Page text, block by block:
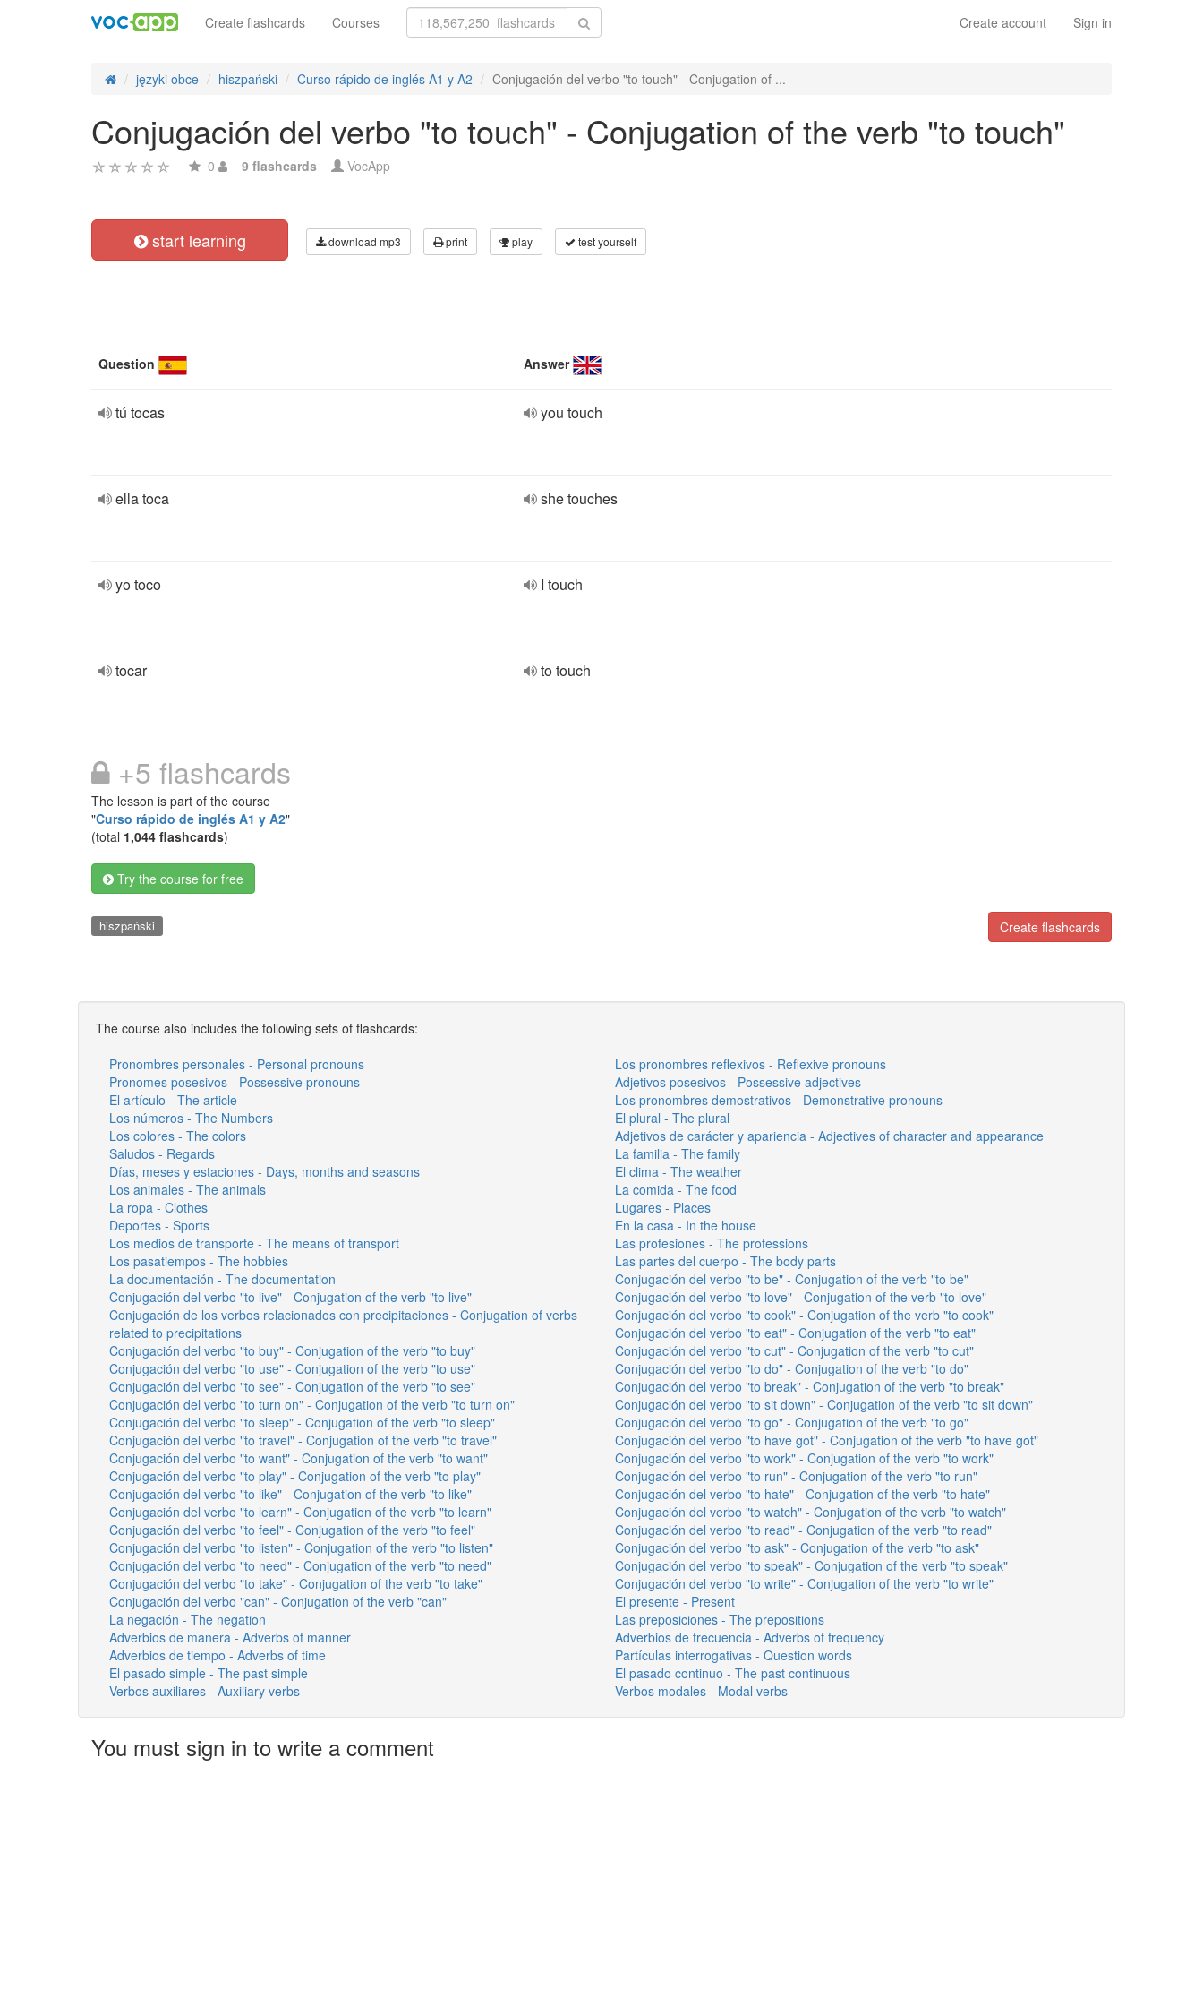
Create account Sign in
Create flashcards Courses
języki obce hiszpański Curso rápido de inglés A1 y A2 Conjugación del verbo "to touch" - Conjugation of ...
Conjugación del verbo "to touch" - Conjugation of the verb "to touch"
0 9 flashcards VocApp
start learning download mp3 print play test yourself
Question Answer
tú tocas you touch
ella toca she touches
yo toco I touch
tocar to touch
+5 flashcards
The lesson is part of the course
"Curso rápido de inglés A1 y A2"
(total 1,044 flashcards)
Try the course for free
Create flashcards
hiszpański
The course also includes the following sets of flashcards:
Pronombres personales - Personal pronouns
Los pronombres reflexivos - Reflexive pronouns
Pronomes posesivos - Possessive pronouns
Adjetivos posesivos - Possessive adjectives
El artículo - The article
Los pronombres demostrativos - Demonstrative pronouns
Los números - The Numbers
El plural - The plural
Los colores - The colors
Adjetivos de carácter y apariencia - Adjectives of character and appearance
Saludos - Regards
La familia - The family
Días, meses y estaciones - Days, months and seasons
El clima - The weather
Los animales - The animals
La comida - The food
La ropa - Clothes
Lugares - Places
Deportes - Sports
En la casa - In the house
Los medios de transporte - The means of transport
Las profesiones - The professions
Los pasatiempos - The hobbies
Las partes del cuerpo - The body parts
La documentación - The documentation
Conjugación del verbo "to be" - Conjugation of the verb "to be"
Conjugación del verbo "to live" - Conjugation of the verb "to live"
Conjugación del verbo "to love" - Conjugation of the verb "to love"
Conjugación de los verbos relacionados con precipitaciones - Conjugation of verbs
related to precipitations
Conjugación del verbo "to cook" - Conjugation of the verb "to cook"
Conjugación del verbo "to eat" - Conjugation of the verb "to eat"
Conjugación del verbo "to buy" - Conjugation of the verb "to buy"
Conjugación del verbo "to cut" - Conjugation of the verb "to cut"
Conjugación del verbo "to use" - Conjugation of the verb "to use"
Conjugación del verbo "to do" - Conjugation of the verb "to do"
Conjugación del verbo "to see" - Conjugation of the verb "to see"
Conjugación del verbo "to break" - Conjugation of the verb "to break"
Conjugación del verbo "to turn on" - Conjugation of the verb "to turn on"
Conjugación del verbo "to sit down" - Conjugation of the verb "to sit down"
Conjugación del verbo "to sleep" - Conjugation of the verb "to sleep"
Conjugación del verbo "to go" - Conjugation of the verb "to go"
Conjugación del verbo "to travel" - Conjugation of the verb "to travel"
Conjugación del verbo "to have got" - Conjugation of the verb "to have got"
Conjugación del verbo "to want" - Conjugation of the verb "to want"
Conjugación del verbo "to work" - Conjugation of the verb "to work"
Conjugación del verbo "to play" - Conjugation of the verb "to play"
Conjugación del verbo "to run" - Conjugation of the verb "to run"
Conjugación del verbo "to like" - Conjugation of the verb "to like"
Conjugación del verbo "to hate" - Conjugation of the verb "to hate"
Conjugación del verbo "to learn" - Conjugation of the verb "to learn"
Conjugación del verbo "to watch" - Conjugation of the verb "to watch"
Conjugación del verbo "to feel" - Conjugation of the verb "to feel"
Conjugación del verbo "to read" - Conjugation of the verb "to read"
Conjugación del verbo "to listen" - Conjugation of the verb "to listen"
Conjugación del verbo "to ask" - Conjugation of the verb "to ask"
Conjugación del verbo "to need" - Conjugation of the verb "to need"
Conjugación del verbo "to speak" - Conjugation of the verb "to speak"
Conjugación del verbo "to take" - Conjugation of the verb "to take"
Conjugación del verbo "to write" - Conjugation of the verb "to write"
Conjugación del verbo "can" - Conjugation of the verb "can"
El presente - Present
La negación - The negation
Las preposiciones - The prepositions
Adverbios de manera - Adverbs of manner
Adverbios de frecuencia - Adverbs of frequency
Adverbios de tiempo - Adverbs of time
Partículas interrogativas - Question words
El pasado simple - The past simple
El pasado continuo - The past continuous
Verbos auxiliares - Auxiliary verbs
Verbos modales - Modal verbs
You must sign in to write a comment